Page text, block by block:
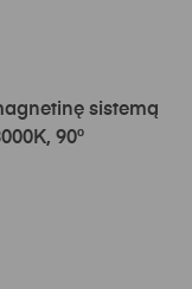
sistemą
90°